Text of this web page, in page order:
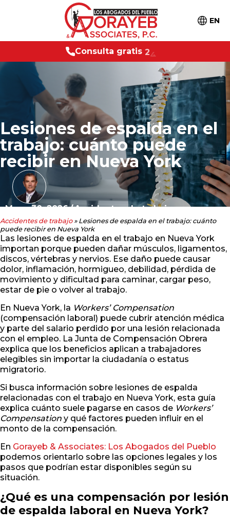
EN
Cons
ulta gratis 2 4
Lesiones de espalda en el
trabajo: cuánto puede
recibir en Nueva York
Mayo 30, 2026/Accidentes de trabajo
Accidentes de trabajo» Lesiones de espalda en el trabajo: cuánto
puede recibir en Nueva York
Las lesiones de espalda en el trabajo en Nueva York
importan porque pueden dañar músculos, ligamentos,
discos, vértebras y nervios. Ese daño puede causar
dolor, inflamación, hormigueo, debilidad, pérdida de
movimiento y dificultad para caminar, cargar peso,
estar de pie o volver al trabajo.
En Nueva York, la Workers’ Compensation
(compensación laboral) puede cubrir atención médica
y parte del salario perdido por una lesión relacionada
con el empleo. La Junta de Compensación Obrera
explica que los beneficios aplican a trabajadores
elegibles sin importar la ciudadanía o estatus
migratorio.
Si busca información sobre lesiones de espalda
relacionadas con el trabajo en Nueva York, esta guía
explica cuánto suele pagarse en casos de Workers’
Compensation y qué factores pueden influir en el
monto de la compensación.
En Gorayeb & Associates: Los Abogados del Pueblo
podemos orientarlo sobre las opciones legales y los
pasos que podrían estar disponibles según su
situación.
¿Qué es una compensación por lesión
de espalda laboral en Nueva York?